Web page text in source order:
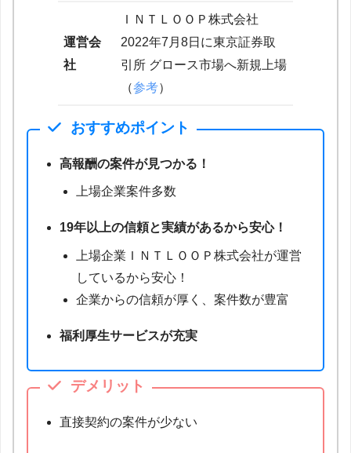
運営会
社
ＩＮＴＬＯＯＰ株式会社
2022年7月8日に東京証券取
引所 グロース市場へ新規上場
（参考）
おすすめポイント
高報酬の案件が見つかる！
上場企業案件多数
19年以上の信頼と実績があるから安心！
上場企業ＩＮＴＬＯＯＰ株式会社が運営
しているから安心！
企業からの信頼が厚く、案件数が豊富
福利厚生サービスが充実
デメリット
直接契約の案件が少ない